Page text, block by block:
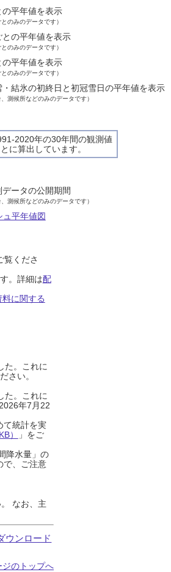
の平年値を表示
とのみのデータです）
との平年値を表示
とのみのデータです）
の平年値を表示
とのみのデータです）
・結氷の初終日と初冠雪日の平年値を表示
、測候所などのみのデータです）
2020年の30年間の観測値
に算出しています。
データの公開期間
、測候所などのみのデータです）
ュ平年値図
覧くださ
。詳細は配
料に関する
た。これに
さい。
た。これに
年7月22
て統計を実
）
」をご
降水量」の
で、ご注意
なお、主
ウンロード
ジのトップへ